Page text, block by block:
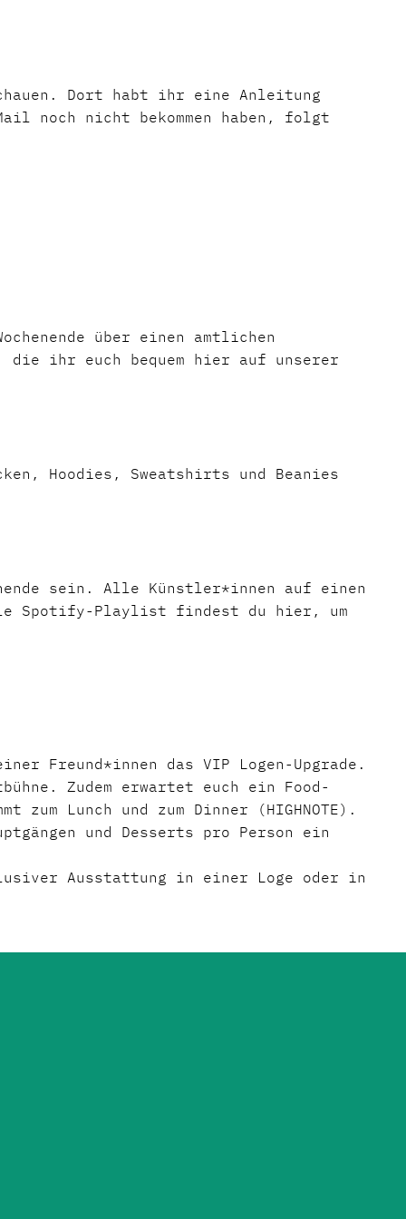
Dort habt ihr eine Anleitung
noch nicht bekommen haben, folgt
über einen amtlichen
ihr euch bequem hier auf unserer
Hoodies, Sweatshirts und Beanies
sein. Alle Künstler*innen auf einen
Spotify-Playlist findest du hier, um
Freund*innen das VIP Logen-Upgrade.
Zudem erwartet euch ein Food-
Lunch und zum Dinner (HIGHNOTE).
und Desserts pro Person ein
Ausstattung in einer Loge oder in